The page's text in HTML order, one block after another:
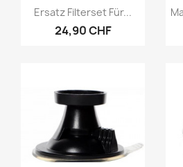
Vorschau
Ersatz Filterset Für...
24,90 CHF